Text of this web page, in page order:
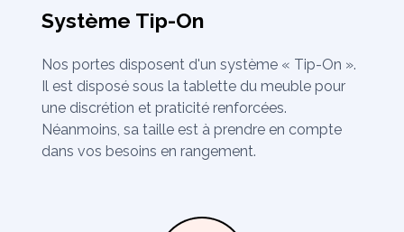
Système Tip-On
Nos portes disposent d'un système « Tip-On ».
Il est disposé sous la tablette du meuble pour
une discrétion et praticité renforcées.
Néanmoins, sa taille est à prendre en compte
dans vos besoins en rangement.